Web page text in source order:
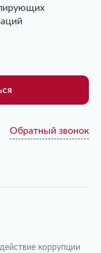
Обратный звонок
коррупции